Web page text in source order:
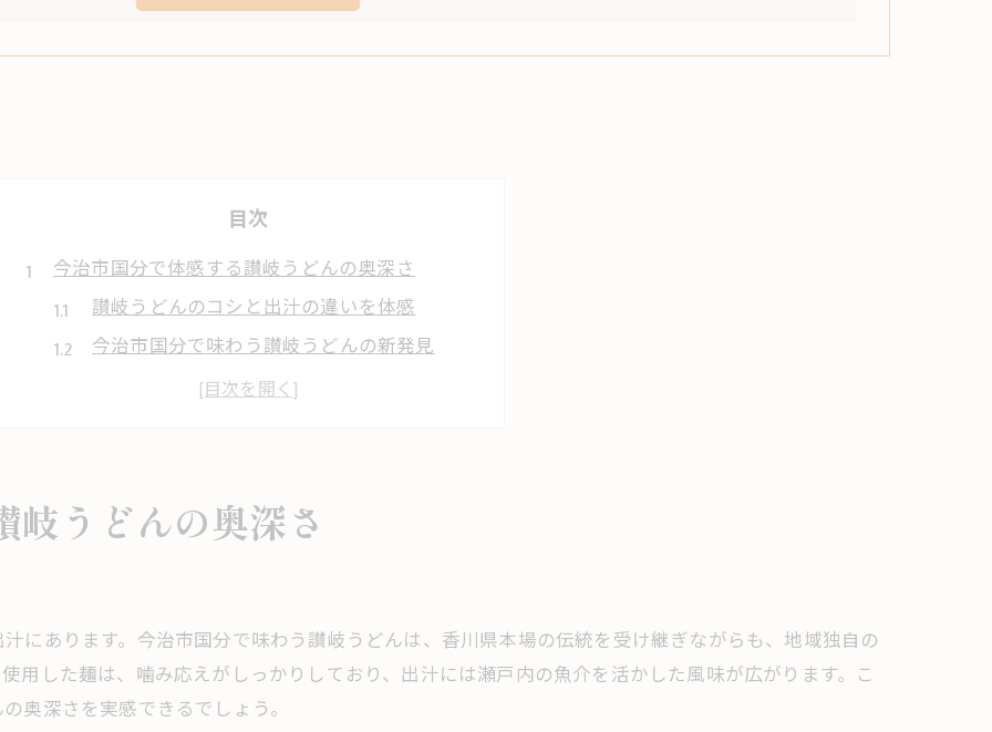
目次
今治市国分で体感する讃岐うどんの奥深さ
讃岐うどんのコシと出汁の違いを体感
今治市国分で味わう讃岐うどんの新発見
うどん文化が息づく地域の魅力を探る
地元食文化と交わる讃岐うどんの魅力発見
地元食材と融合した讃岐うどんの魅力
讃岐うどんが今治の食文化に根付く理由
地元の声で語る讃岐うどんの人気の秘密
岐うどんの奥深さ
にあります。今治市国分で味わう讃岐うどんは、香川県本場の伝統を受け継ぎながらも、地域独自の
用した麺は、噛み応えがしっかりしており、出汁には瀬戸内の魚介を活かした風味が広がります。こ
奥深さを実感できるでしょう。